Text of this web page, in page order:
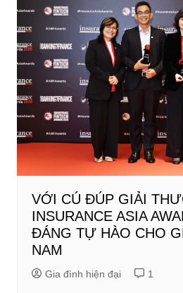
VỚI CÚ ĐÚP GIẢI
INSURANCE ASIA
ĐÁNG TỰ HÀO CHO
NAM
Gia đình hiện đại 1